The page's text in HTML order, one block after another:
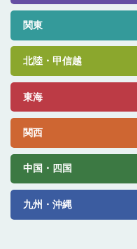
関東
北陸・甲信越
東海
関西
中国・四国
九州・沖縄